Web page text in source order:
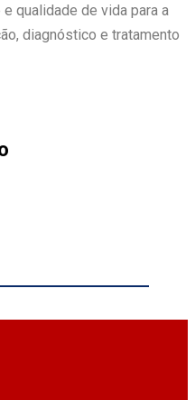
qualidade de vida para a
diagnóstico e tratamento